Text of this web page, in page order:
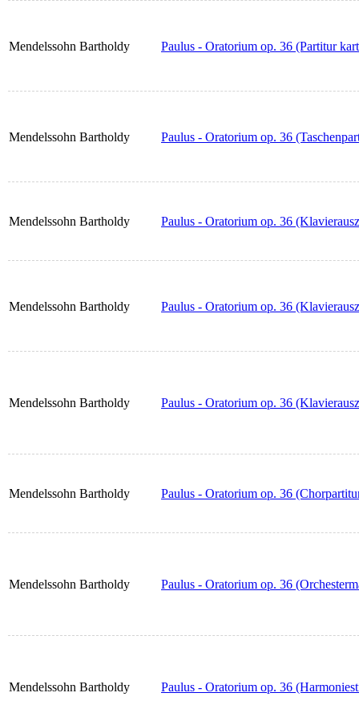
Mendelssohn Bartholdy Paulus - Oratorium op. 36 (Partitur
Mendelssohn Bartholdy Paulus - Oratorium op. 36
Mendelssohn Bartholdy Paulus - Oratorium op. 36
Mendelssohn Bartholdy Paulus - Oratorium op. 36
Mendelssohn Bartholdy Paulus - Oratorium op. 36
Mendelssohn Bartholdy Paulus - Oratorium op. 36
Mendelssohn Bartholdy Paulus - Oratorium op. 36
Mendelssohn Bartholdy Paulus - Oratorium op. 36